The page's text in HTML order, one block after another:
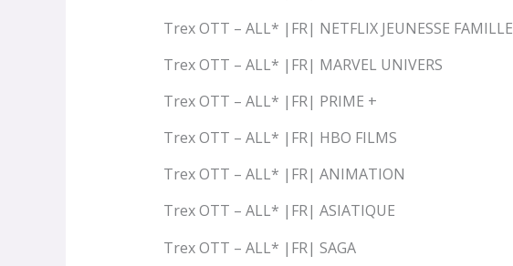
Trex OTT – ALL* |FR| NETFLIX JEUNESSE FAMILLE
Trex OTT – ALL* |FR| MARVEL UNIVERS
Trex OTT – ALL* |FR| PRIME +
Trex OTT – ALL* |FR| HBO FILMS
Trex OTT – ALL* |FR| ANIMATION
Trex OTT – ALL* |FR| ASIATIQUE
Trex OTT – ALL* |FR| SAGA